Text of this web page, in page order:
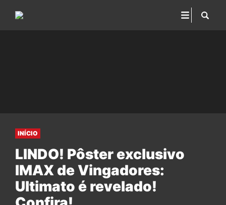
INÍCIO
LINDO! Pôster exclusivo
IMAX de Vingadores:
Ultimato é revelado!